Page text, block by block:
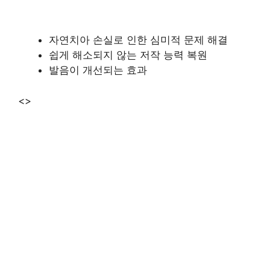
자연치아 손실로 인한 심미적 문제 해결
쉽게 해소되지 않는 저작 능력 복원
발음이 개선되는 효과
<>